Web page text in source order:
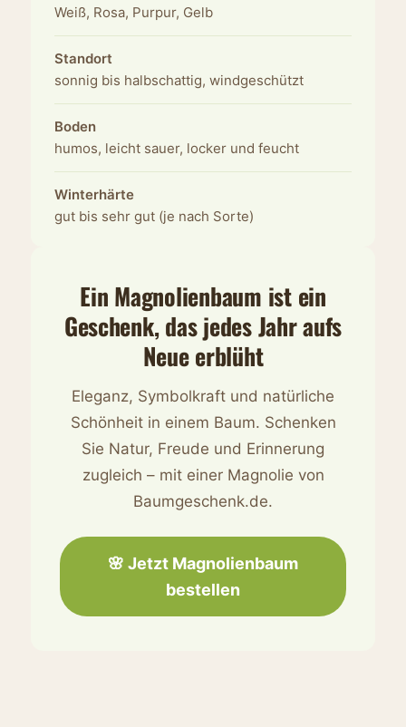
Weiß, Rosa, Purpur, Gelb
Standort
sonnig bis halbschattig, windgeschützt
Boden
humos, leicht sauer, locker und feucht
Winterhärte
gut bis sehr gut (je nach Sorte)
Ein Magnolienbaum ist ein
Geschenk, das jedes Jahr aufs
Neue erblüht
Eleganz, Symbolkraft und natürliche
Schönheit in einem Baum. Schenken
Sie Natur, Freude und Erinnerung
zugleich – mit einer Magnolie von
Baumgeschenk.de.
🌸 Jetzt Magnolienbaum
bestellen